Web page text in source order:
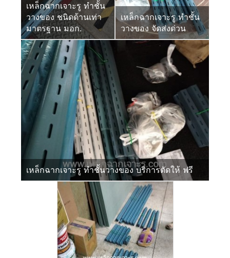
เหล็กฉากเจาะรู ทำชั้น
วางของ ชนิดด้านเท่า
มาตรฐาน มอก.
เหล็กฉากเจาะรู ทำชั้น
วางของ จัดส่งด่วน
เหล็กฉากเจาะรู ทำชั้นวางของ บริการตัดให้ ฟรี